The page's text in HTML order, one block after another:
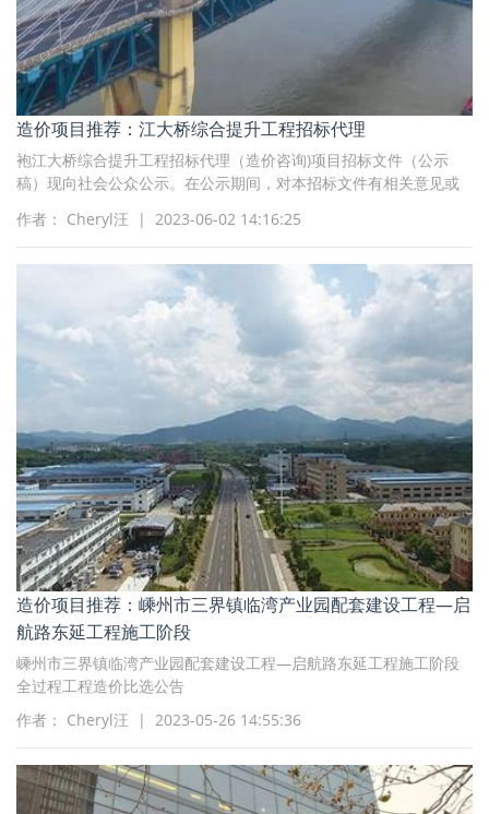
造价项目推荐：江大桥综合提升工程招标代理
袍江大桥综合提升工程招标代理（造价咨询)项目招标文件（公示
稿）现向社会公众公示。在公示期间，对本招标文件有相关意见或
作者： Cheryl汪 | 2023-06-02 14:16:25
造价项目推荐：嵊州市三界镇临湾产业园配套建设工程—启
航路东延工程施工阶段
嵊州市三界镇临湾产业园配套建设工程—启航路东延工程施工阶段
全过程工程造价比选公告
作者： Cheryl汪 | 2023-05-26 14:55:36